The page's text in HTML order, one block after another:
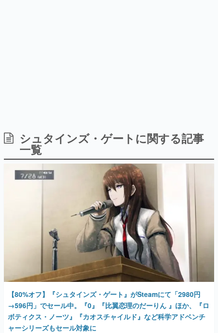
日本のコンテンツ産業やカルチャーに与えた影響を探る企
画です。
日本モバイルゲーム産業史
日本のモバイルゲーム史における主要なトピック・タイト
ルを網羅するほか、開発者へのインタビューや識者による
解説を掲載。約20年の歴史が一望できる決定版！
若ゲのいたり〜ゲームクリエイターの青春〜
『うつヌケ』『ペンと箸』等で知られるマンガ家・田中圭
一先生によるゲーム業界レポートマンガです。
なんでゲームは面白い？
ゲーム開発者・hamatsu氏がゲームの魅力を画面や操作の
具体的な形から解き明かしていく、硬派で骨太な評論連載
です。
ゲームが変えた日本語
の起源や用法の変遷を、コンピューター文化史研究家・タ
イニーP氏が徹底調査。
カテゴリ
シュタインズ・ゲートに関する記事
一覧
【80%オフ】『シュタインズ・ゲート』がSteamにて「2980円
→596円」でセール中。『0』『比翼恋理のだーりん 』ほか、『ロ
ボティクス・ノーツ』『カオスチャイルド』など科学アドベンチ
ャーシリーズもセール対象に